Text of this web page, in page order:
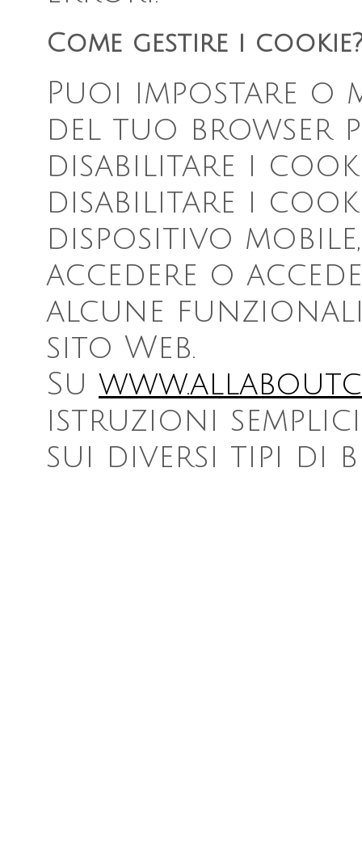
Come gestire i
Puoi impostare
del tuo browser
disabilitare i
disabilitare i
dispositivo
accedere o
alcune
sito Web.
Su
istruzioni
sui diversi tipi di